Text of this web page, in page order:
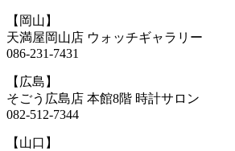
【岡山】
天満屋岡山店 ウォッチギャラリー
086-231-7431
【広島】
そごう広島店 本館8階 時計サロン
082-512-7344
【山口】